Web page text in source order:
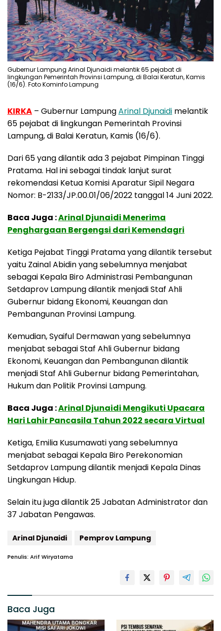
Gubernur Lampung Arinal Djunaidi melantik 65 pejabat di
lingkungan Pemerintah Provinsi Lampung, di Balai Keratun, Kamis
(16/6). Foto Kominfo Lampung
KIRKA – Gubernur LampungArinal Djunaidi melantik
65 pejabat di lingkungan Pemerintah Provinsi
Lampung, di Balai Keratun, Kamis (16/6).
Dari 65 yang dilantik ada 3 pejabat Pimpinan Tinggi
Pratama. Hal ini sebagai tindak lanjut surat
rekomendasi Ketua Komisi Aparatur Sipil Negara
Nomor: B-2133/JP.00.01/06/2022 tanggal 14 Juni 2022.
Baca Juga :Arinal Djunaidi Menerima
Penghargaan Bergengsi dari Kemendagri
Ketiga Pejabat Tinggi Pratama yang dilantik tersebut
yaitu Zainal Abidin yang sebelumnya menjabat
sebagai Kepala Biro Administrasi Pembangunan
Setdaprov Lampung dilantik menjadi Staf Ahli
Gubernur bidang Ekonomi, Keuangan dan
Pembangunan Provinsi Lampung.
Kemudian, Syaiful Dermawan yang sebelumnya
menjabat sebagai Staf Ahli Gubernur bidang
Ekonomi, Keuangan dan Pembangunan dilantik
menjadi Staf Ahli Gubernur bidang Pemerintahan,
Hukum dan Politik Provinsi Lampung.
Baca Juga :Arinal Djunaidi Mengikuti Upacara
Hari Lahir Pancasila Tahun 2022 secara Virtual
Ketiga, Emilia Kusumawati yang sebelumnya
menjabat sebagai Kepala Biro Perekonomian
Setdaprov Lampung dilantik menjadi Kepala Dinas
Lingkungan Hidup.
Selain itu juga dilantik 25 Jabatan Administrator dan
37 Jabatan Pengawas.
Arinal Djunaidi Pemprov Lampung
Penulis: Arif Wiryatama
Baca Juga